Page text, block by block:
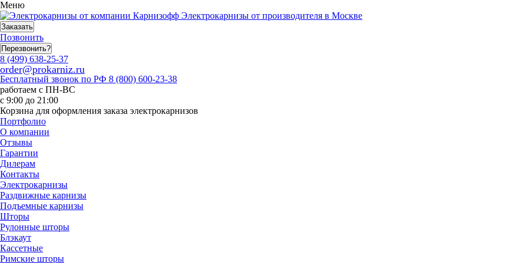
Меню
Электрокарнизы от производителя в Москве
Заказать
Позвонить
Перезвонить?
8 (499) 638-25-37
order@prokarniz.ru
Бесплатный звонок по РФ 8 (800) 600-23-38
работаем с ПН-ВС
с 9:00 до 21:00
Корзина для оформления заказа электрокарнизов
Портфолио
О компании
Отзывы
Гарантии
Дилерам
Контакты
Электрокарнизы
Раздвижные карнизы
Подъемные карнизы
Шторы
Рулонные шторы
Блэкаут
Кассетные
Римские шторы